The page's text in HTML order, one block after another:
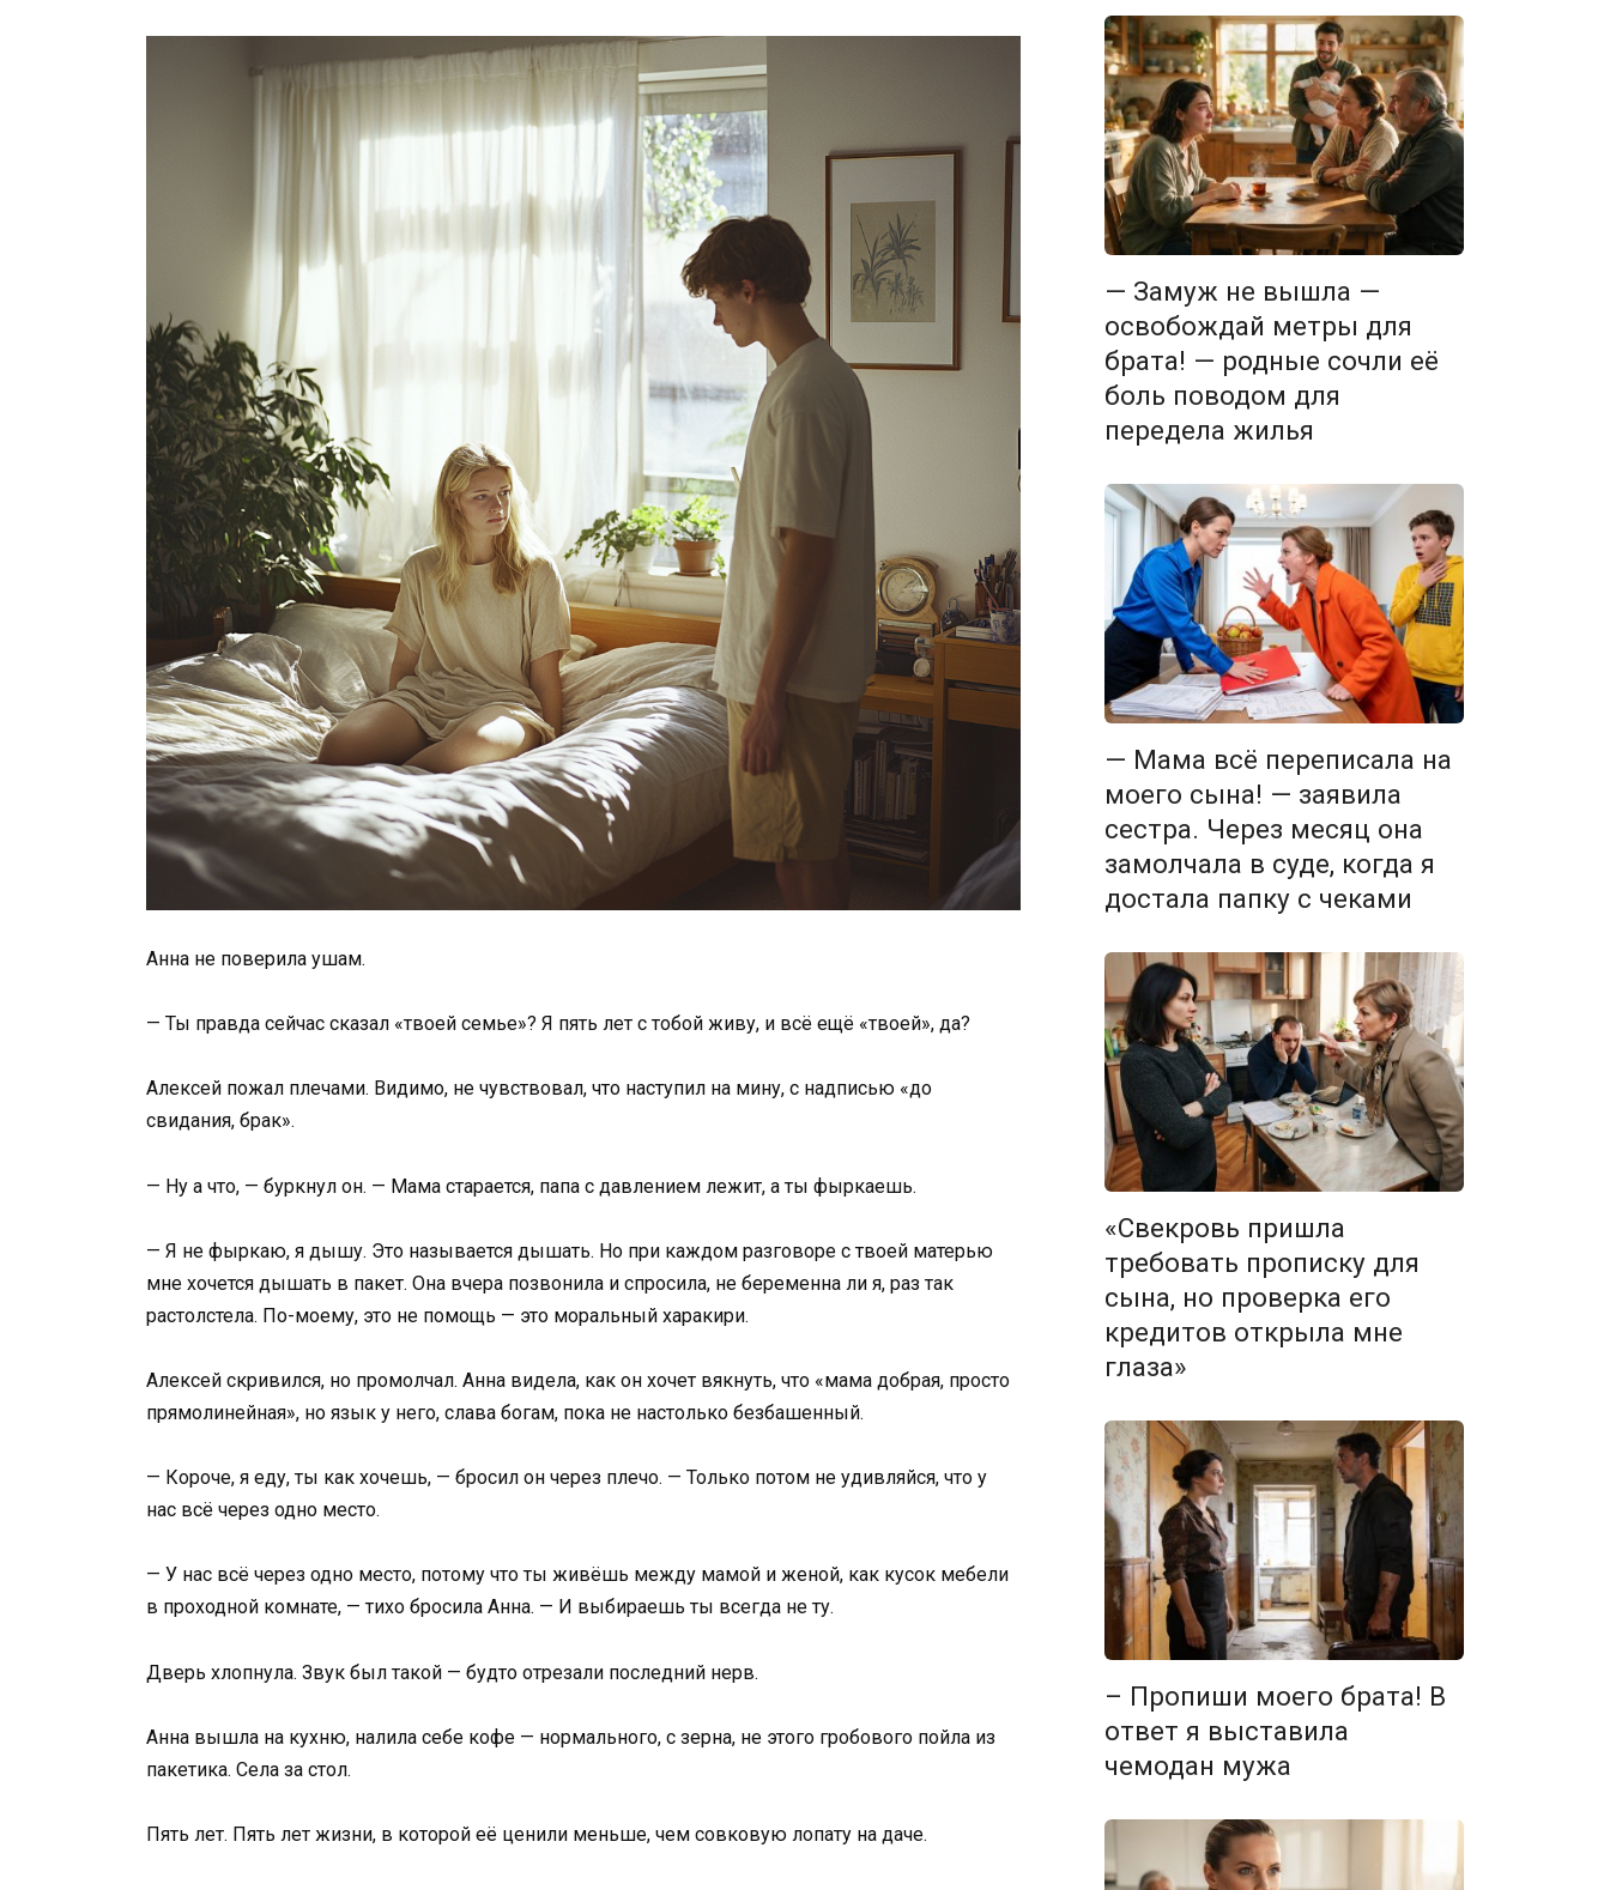
Анна не поверила ушам.
— Ты правда сейчас сказал «твоей семье»? Я пять лет с тобой живу, и всё ещё «твоей», да?
Алексей пожал плечами. Видимо, не чувствовал, что наступил на мину, с надписью «до
свидания, брак».
— Ну а что, — буркнул он. — Мама старается, папа с давлением лежит, а ты фыркаешь.
— Я не фыркаю, я дышу. Это называется дышать. Но при каждом разговоре с твоей матерью
мне хочется дышать в пакет. Она вчера позвонила и спросила, не беременна ли я, раз так
растолстела. По-моему, это не помощь — это моральный харакири.
Алексей скривился, но промолчал. Анна видела, как он хочет вякнуть, что «мама добрая, просто
прямолинейная», но язык у него, слава богам, пока не настолько безбашенный.
— Короче, я еду, ты как хочешь, — бросил он через плечо. — Только потом не удивляйся, что у
нас всё через одно место.
— У нас всё через одно место, потому что ты живёшь между мамой и женой, как кусок мебели
в проходной комнате, — тихо бросила Анна. — И выбираешь ты всегда не ту.
Дверь хлопнула. Звук был такой — будто отрезали последний нерв.
Анна вышла на кухню, налила себе кофе — нормального, с зерна, не этого гробового пойла из
пакетика. Села за стол.
Пять лет. Пять лет жизни, в которой её ценили меньше, чем совковую лопату на даче.
— Замуж не вышла —
освобождай метры для
брата! — родные сочли её
боль поводом для
передела жилья
— Мама всё переписала на
моего сына! — заявила
сестра. Через месяц она
замолчала в суде, когда я
достала папку с чеками
«Свекровь пришла
требовать прописку для
сына, но проверка его
кредитов открыла мне
глаза»
– Пропиши моего брата! В
ответ я выставила
чемодан мужа